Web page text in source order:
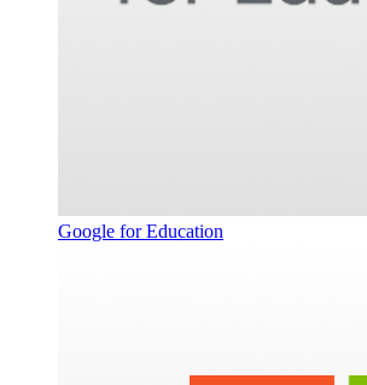
Google for Education